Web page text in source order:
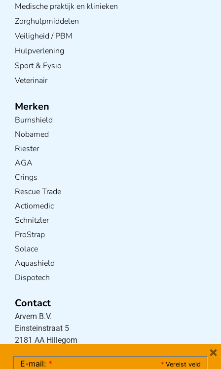
Medische praktijk en klinieken
Zorghulpmiddelen
Veiligheid / PBM
Hulpverlening
Sport & Fysio
Veterinair
Merken
Burnshield
Nobamed
Riester
AGA
Crings
Rescue Trade
Actiomedic
Schnitzler
ProStrap
Solace
Aquashield
Dispotech
Contact
Arvem B.V.
Einsteinstraat 5
2181 AA Hillegom
* Vereist veld
E-mail: *
×